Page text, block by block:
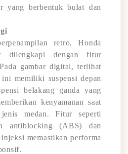
yang berbentuk bulat dan
retro, Honda
dilengkapi dengan fitur
gambar digital, terlihat
memiliki suspensi depan
belakang ganda yang
kenyamanan saat
medan. Fitur seperti
antiblocking (ABS) dan
memastikan performa